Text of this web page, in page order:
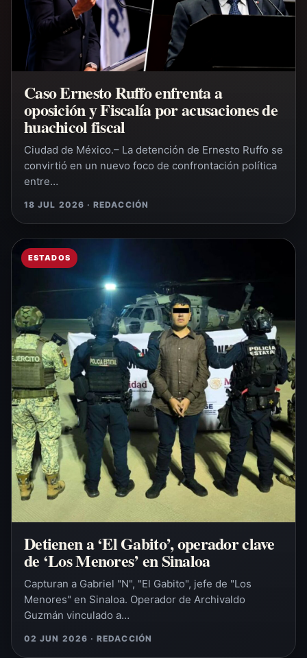
Caso Ernesto Ruffo enfrenta a
oposición y Fiscalía por acusaciones de
huachicol fiscal
Ciudad de México.– La detención de Ernesto Ruffo se
convirtió en un nuevo foco de confrontación política
entre…
18 JUL 2026 · REDACCIÓN
ESTADOS
Detienen a ‘El Gabito’, operador clave
de ‘Los Menores’ en Sinaloa
Capturan a Gabriel "N", "El Gabito", jefe de "Los
Menores" en Sinaloa. Operador de Archivaldo
Guzmán vinculado a…
02 JUN 2026 · REDACCIÓN